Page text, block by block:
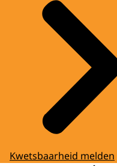
Kwetsbaarheid melden